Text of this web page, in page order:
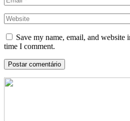
Save my name, email, and website
time I comment.